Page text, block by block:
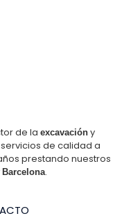
de la excavacióny
de calidad a
prestando nuestros
Barcelona.